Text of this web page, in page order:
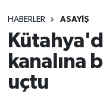
HABERLER ASAYIŞ
kanalına
uçtu
Bölge
Çavdarhisar
Son Dakika
Haber Arşivi